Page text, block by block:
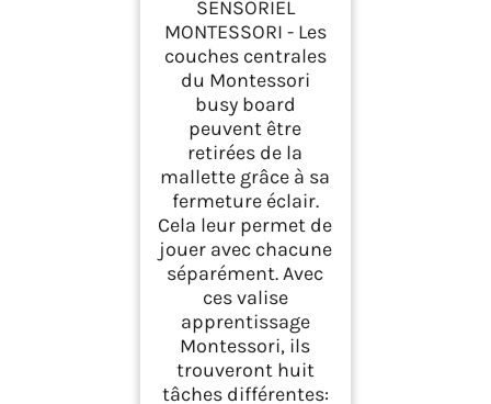
SENSORIEL
MONTESSORI - Les
couches centrales
du Montessori
busy board
peuvent être
retirées de la
mallette grâce à sa
fermeture éclair.
Cela leur permet de
jouer avec chacune
séparément. Avec
ces valise
apprentissage
Montessori, ils
trouveront huit
tâches différentes: